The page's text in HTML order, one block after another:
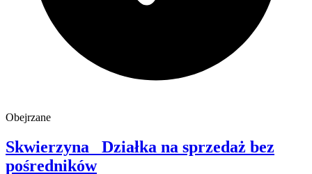
Obejrzane
Skwierzyna Działka na sprzedaż bez
pośredników